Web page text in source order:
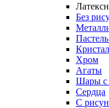
Без
Хром
Агаты
Шары с
Сердца
С